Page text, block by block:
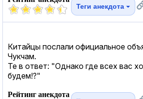
Теги анекдота
Китайцы послали официальное
Чукчам.
Те в ответ: "Однако где всех вас
будем!?"
Рейтинг анекдота